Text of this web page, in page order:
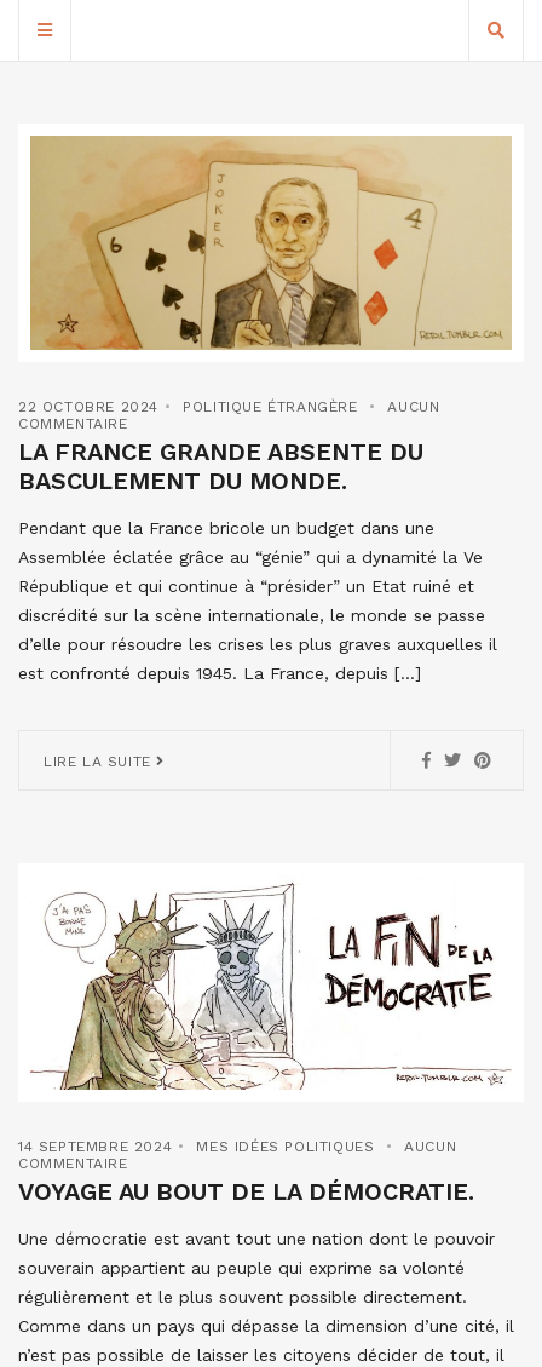
22 OCTOBRE 2024 POLITIQUE ÉTRANGÈRE
AUCUN
COMMENTAIRE
LA FRANCE GRANDE ABSENTE DU
BASCULEMENT DU MONDE.
Pendant que la France bricole un budget dans une
Assemblée éclatée grâce au “génie” qui a dynamité la Ve
République et qui continue à “présider” un Etat ruiné et
discrédité sur la scène internationale, le monde se passe
d’elle pour résoudre les crises les plus graves auxquelles il
est confronté depuis 1945. La France, depuis […]
LIRE LA SUITE
14 SEPTEMBRE 2024 MES IDÉES POLITIQUES
AUCUN
COMMENTAIRE
VOYAGE AU BOUT DE LA DÉMOCRATIE.
Une démocratie est avant tout une nation dont le pouvoir
souverain appartient au peuple qui exprime sa volonté
régulièrement et le plus souvent possible directement.
Comme dans un pays qui dépasse la dimension d’une cité, il
n’est pas possible de laisser les citoyens décider de tout, il